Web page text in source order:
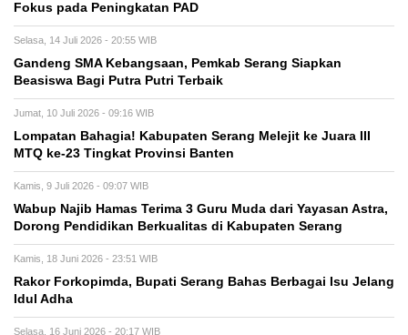
Fokus pada Peningkatan PAD
Selasa, 14 Juli 2026 - 20:55 WIB
Gandeng SMA Kebangsaan, Pemkab Serang Siapkan
Beasiswa Bagi Putra Putri Terbaik
Jumat, 10 Juli 2026 - 09:16 WIB
Lompatan Bahagia! Kabupaten Serang Melejit ke Juara III
MTQ ke-23 Tingkat Provinsi Banten
Kamis, 9 Juli 2026 - 09:07 WIB
Wabup Najib Hamas Terima 3 Guru Muda dari Yayasan Astra,
Dorong Pendidikan Berkualitas di Kabupaten Serang
Kamis, 18 Juni 2026 - 23:51 WIB
Rakor Forkopimda, Bupati Serang Bahas Berbagai Isu Jelang
Idul Adha
Selasa, 16 Juni 2026 - 20:17 WIB